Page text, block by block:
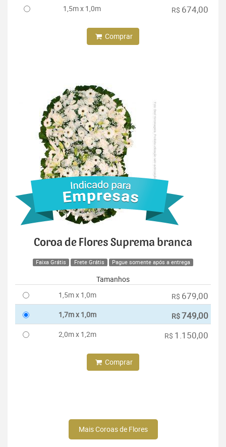
1,5m x 1,0m R$ 674,00
Comprar
Coroa de Flores Suprema branca
Faixa Grátis Frete Grátis Pague somente após a entrega
Tamanhos
1,5m x 1,0m
R$ 679,00
1,7m x 1,0m R$749,00
2,0m x 1,2m R$ 1.150,00
Comprar
Mais Coroas de Flores